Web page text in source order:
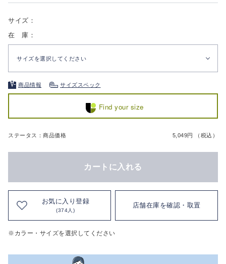
サイズ：
在 庫：
サイズを選択してください
商品情報 サイズスペック
Find your size
ステータス：商品価格 5,049円 （税込）
カートに入れる
お気に入り登録
(374人)
店舗在庫を確認・取置
※カラー・サイズを選択してください